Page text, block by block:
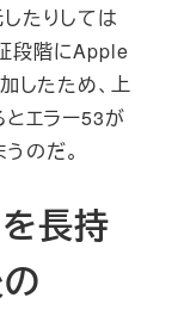
たりしては
段階にApple
したため、上
エラー53が
のだ。
長持